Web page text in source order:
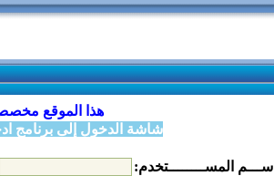
هذا الموقع
شاشة الدخول إلى برنامج
اســـم المســــــــتخدم: